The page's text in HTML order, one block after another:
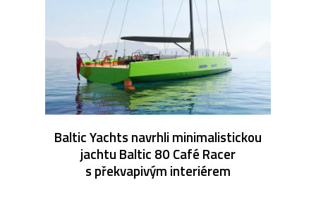
Baltic Yachts navrhli minimalistickou
jachtu Baltic 80 Café Racer
s překvapivým interiérem